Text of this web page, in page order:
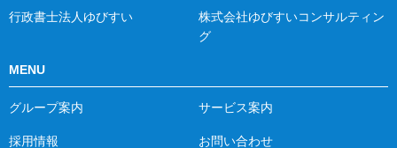
行政書士法人ゆびすい
株式会社ゆびすいコンサルティン
グ
MENU
グループ案内 サービス案内
採用情報 お問い合わせ